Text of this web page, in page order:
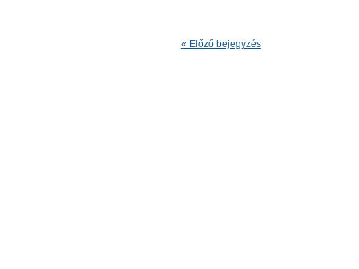
« Előző bejegyzés